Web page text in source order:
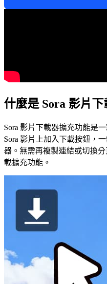
什麼是 Sora 影片
Sora 影片下載器擴充功能是
Sora 影片上加入下載按鈕，
器。無需再複製連結或切換分
載擴充功能。